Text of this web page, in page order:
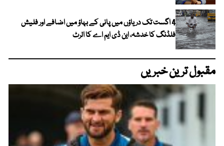
4 اگست تک دریاؤں میں پانی کے بہاؤ میں اضافے اور فلیش
فلڈنگ کا خدشہ، این ڈی ایم اے کا الرٹ
مقبول ترین خبریں